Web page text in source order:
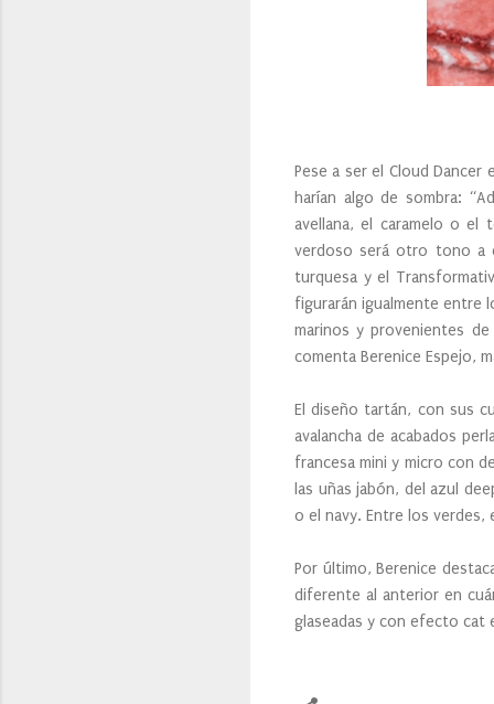
Pese a ser el Cloud
harían algo de sombra:
avellana, el caramelo o
verdoso será otro tono a
turquesa y el
figurarán igualmente entre
marinos y provenientes
comenta Berenice Espejo,
El diseño tartán, con sus
avalancha de acabados
francesa mini y micro con
las uñas jabón, del azul
o el navy. Entre los verdes,
Por último, Berenice
diferente al anterior en
glaseadas y con efecto cat